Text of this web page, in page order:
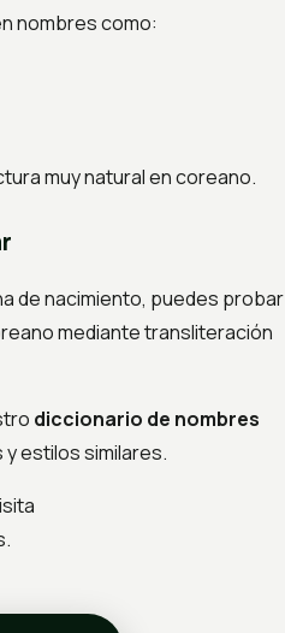
nombres como:
muy natural en coreano.
de nacimiento, puedes probar
mediante transliteración
diccionario de nombres
estilos similares.